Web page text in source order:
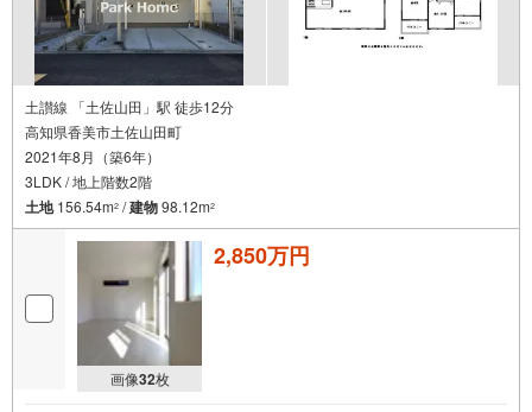
土讃線 「土佐山田」駅 徒歩12分
高知県香美市土佐山田町
2021年8月（築6年）
3LDK / 地上階数2階
土地156.54m2 /建物98.12m2
画像32枚
2,850万円